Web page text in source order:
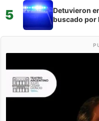
5
Detuvieron
buscado por